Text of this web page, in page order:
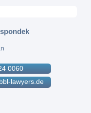
0060
lawyers.de